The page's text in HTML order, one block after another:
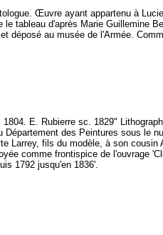
Œuvre ayant appartenu à
tableau d'après Marie Guillemine
déposé au musée de l'Armée.
E. Rubierre sc. 1829"
des Peintures sous le
Larrey, fils du modèle, à son cousin
comme frontispice de l'ouvrage
1792 jusqu'en 1836'.